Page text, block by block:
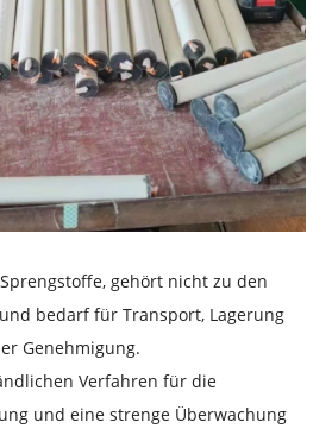
gehört nicht zu den
bedarf für Transport, Lagerung
Genehmigung.
Verfahren für die
und eine strenge Überwachung